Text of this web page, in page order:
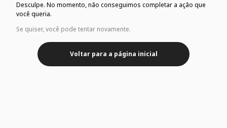
Desculpe. No momento, não conseguimos completar a ação que
você queria.
Se quiser, você pode tentar novamente.
Voltar para a página inicial